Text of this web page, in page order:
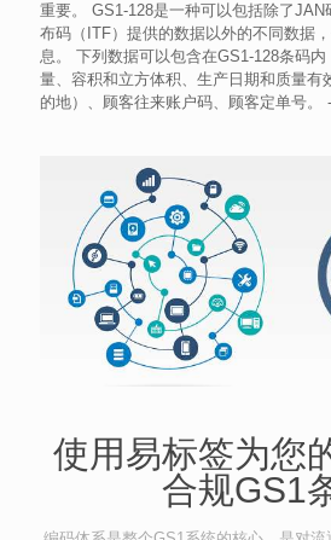
重要。 GS1-128是一种可以包括除了
布码（ITF）提供的数据以外的不同数据
息。 下列数据可以包含在GS1-128条码
量、容积和立方体积、生产日期和质量有
的地）、顾客往来账户码、顾客定单号。
使用易标签为您
合规GS1